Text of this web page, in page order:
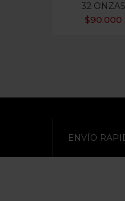
32 ONZAS
$90.000
ENVÍO